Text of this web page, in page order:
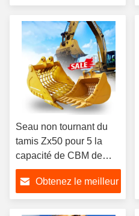
Seau non tournant du
tamis Zx50 pour 5 la
capacité de CBM de
l'excavatrice 0,6 de
tonneObtenez le meilleur